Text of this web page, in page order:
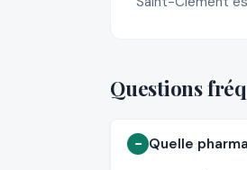
Questions
Quelle